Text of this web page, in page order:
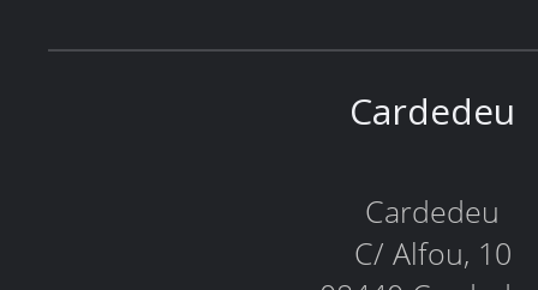
Cardedeu
Cardedeu
C/ Alfou, 10